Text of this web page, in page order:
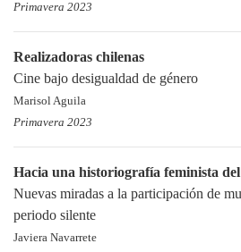
Primavera 2023
Realizadoras chilenas
Cine bajo desigualdad de género
Marisol Aguila
Primavera 2023
Hacia una historiografía feminista
Nuevas miradas a la participación de
periodo silente
Javiera Navarrete